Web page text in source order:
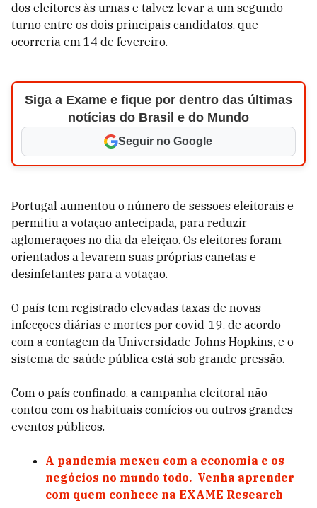
dos eleitores às urnas e talvez levar a um segundo
turno entre os dois principais candidatos, que
ocorreria em 14 de fevereiro.
Siga a Exame e fique por dentro das últimas
notícias do Brasil e do Mundo
Seguir no Google
Portugal aumentou o número de sessões eleitorais e
permitiu a votação antecipada, para reduzir
aglomerações no dia da eleição. Os eleitores foram
orientados a levarem suas próprias canetas e
desinfetantes para a votação.
O país tem registrado elevadas taxas de novas
infecções diárias e mortes por covid-19, de acordo
com a contagem da Universidade Johns Hopkins, e o
sistema de saúde pública está sob grande pressão.
Com o país confinado, a campanha eleitoral não
contou com os habituais comícios ou outros grandes
eventos públicos.
A pandemia mexeu com a economia e os
negócios no mundo todo. Venha aprender
com quem conhece na EXAME Research